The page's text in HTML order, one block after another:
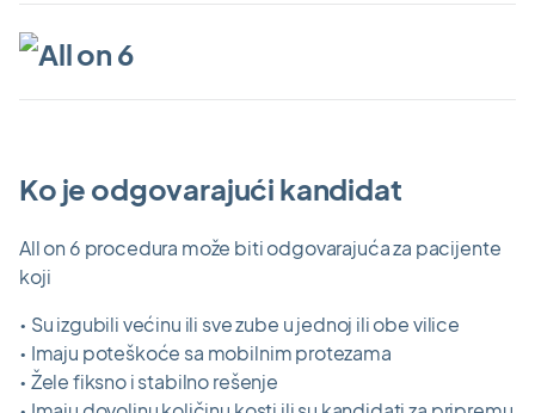
Ko je odgovarajući kandidat
All on 6 procedura može biti odgovarajuća za pacijente
koji
• Su izgubili većinu ili sve zube u jednoj ili obe vilice
• Imaju poteškoće sa mobilnim protezama
• Žele fiksno i stabilno rešenje